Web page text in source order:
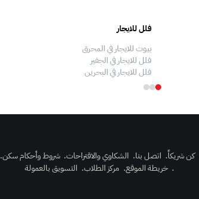
فلل للايجار
بيوت للايجار في المحرق
فلل للايجار في الجفير
فلل للايجار في البحرين
كن شريكاً. اتصل بنا. الشكاوي والاقتراحات. شروط وأحكام سكن.
. خريطة الموقع. مركز الطلاب. التسويق بالعمولة